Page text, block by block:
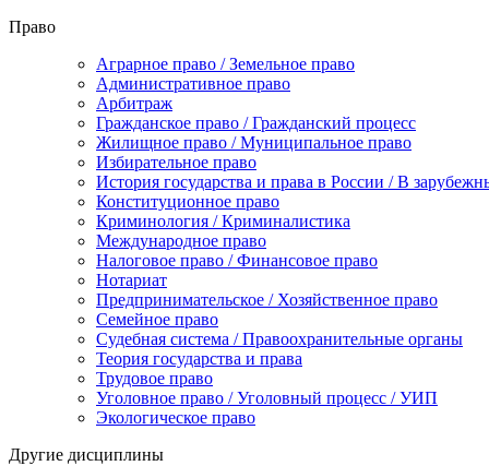
Право
Аграрное право / Земельное право
Административное право
Арбитраж
Гражданское право / Гражданский процесс
Жилищное право / Муниципальное право
Избирательное право
История государства и права в России / В
Конституционное право
Криминология / Криминалистика
Международное право
Налоговое право / Финансовое право
Нотариат
Предпринимательское / Хозяйственное право
Семейное право
Судебная система / Правоохранительные органы
Теория государства и права
Трудовое право
Уголовное право / Уголовный процесс / УИП
Экологическое право
Другие дисциплины